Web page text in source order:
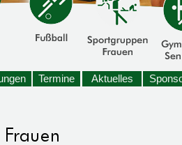
Termine Aktuelles